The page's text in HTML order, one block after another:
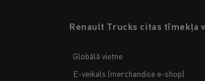
Renault Trucks citas tīmekļa
Globālā vietne
E-veikals (merchandise e-shop)